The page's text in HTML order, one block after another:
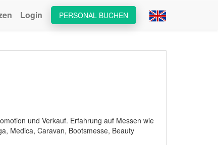
PERSONAL BUCHEN
Login
und Verkauf. Erfahrung auf Messen wie
Medica, Caravan, Bootsmesse, Beauty